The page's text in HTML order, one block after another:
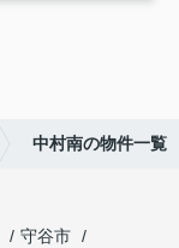
中村南の物件一覧
守谷市